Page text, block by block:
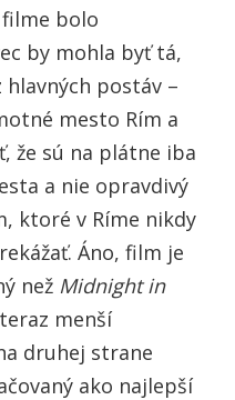
filme bolo
by mohla byť tá,
hlavných postáv –
mesto Rím a
že sú na plátne iba
a nie opravdivý
ktoré v Ríme nikdy
Áno, film je
než Midnight in
menší
druhej strane
ako najlepší